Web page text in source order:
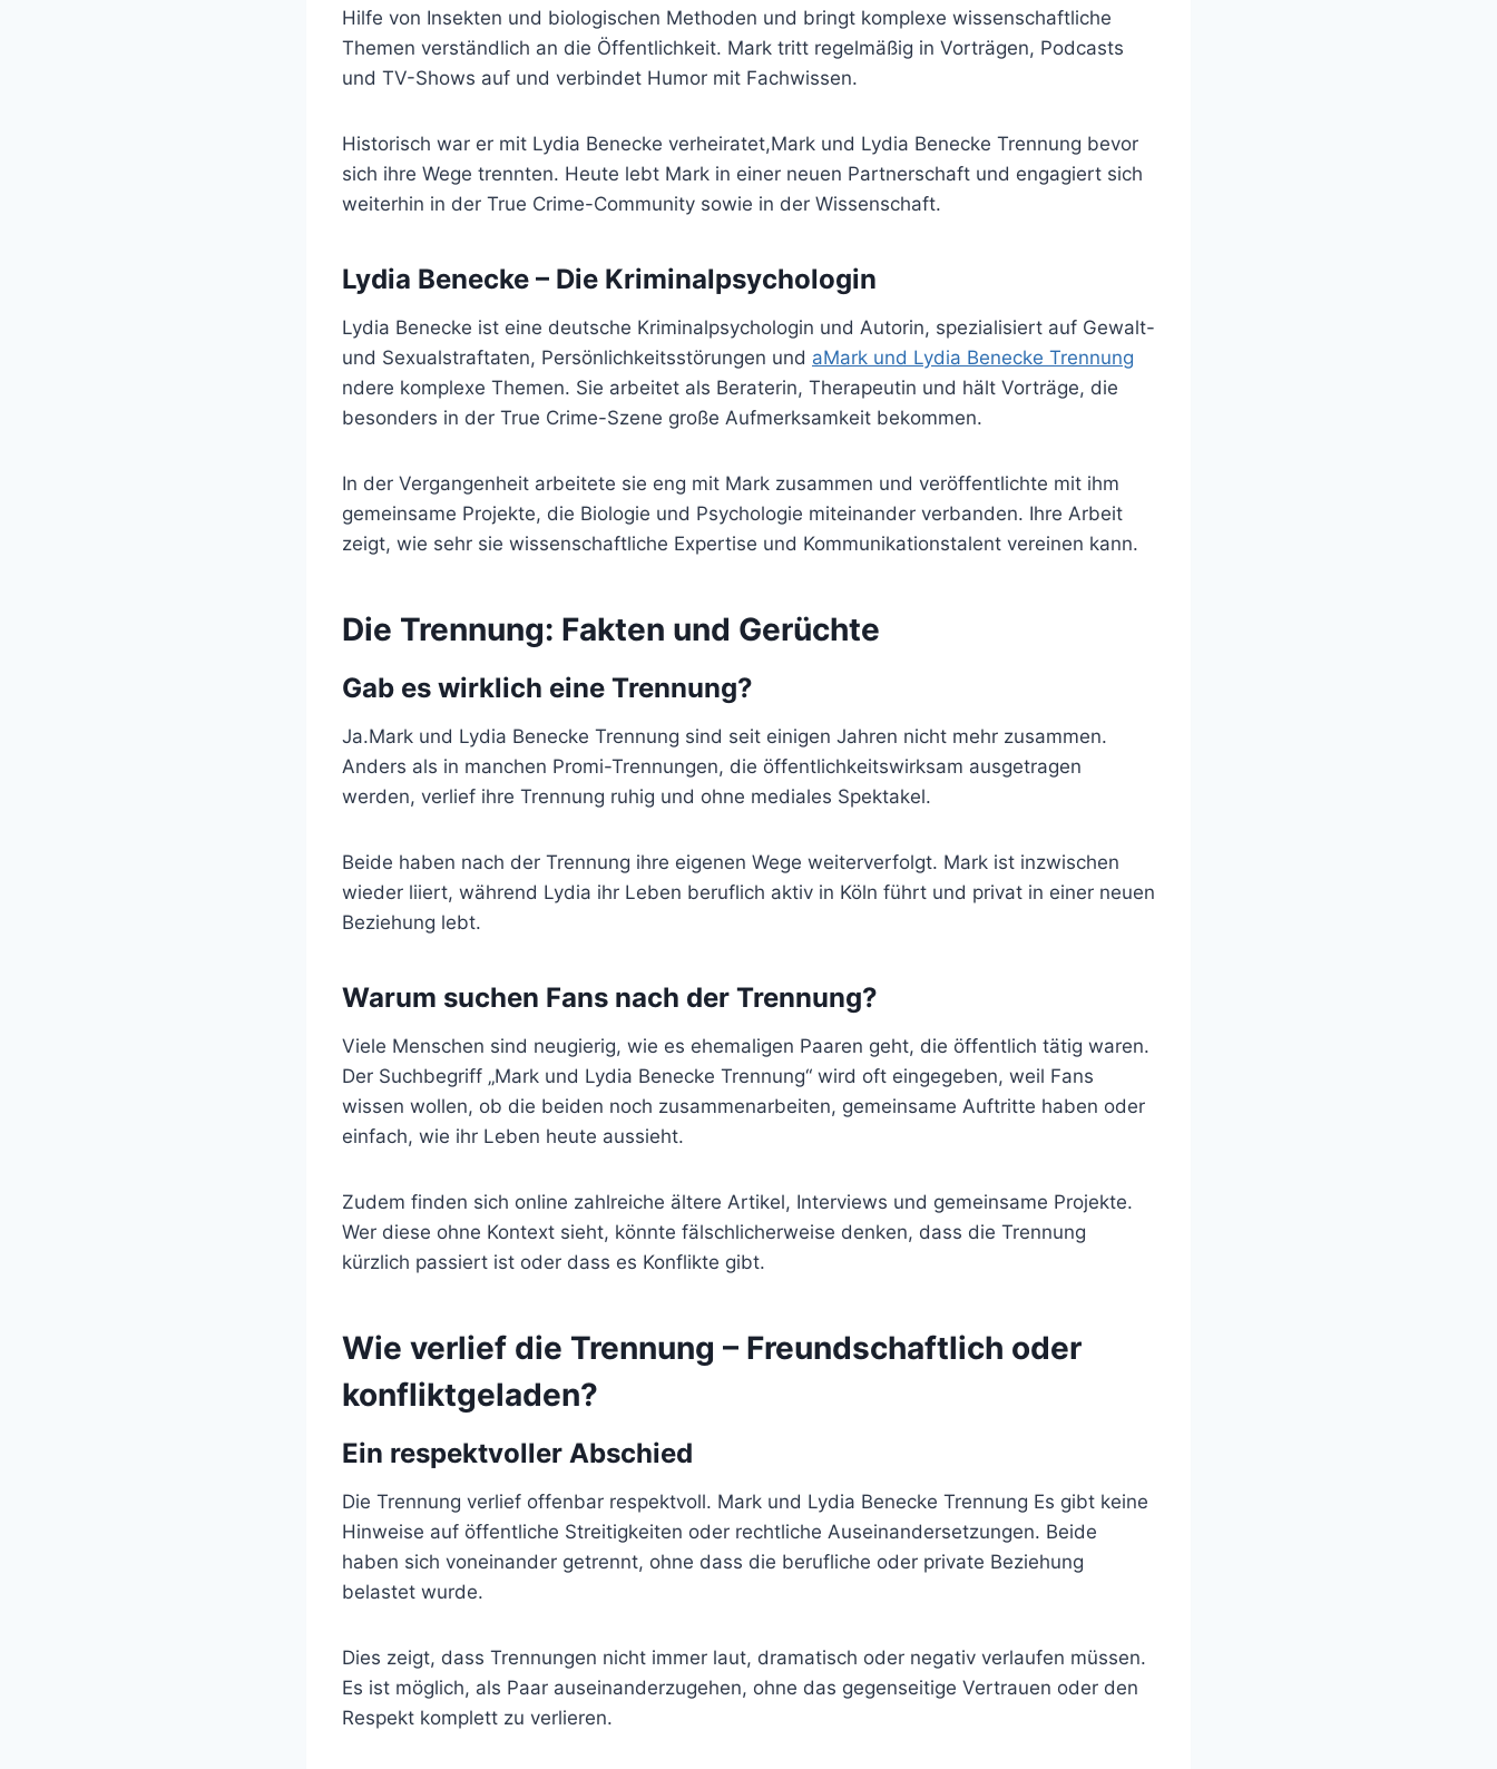
Hilfe von Insekten und biologischen Methoden und bringt komplexe wissenschaftliche
Themen verständlich an die Öffentlichkeit. Mark tritt regelmäßig in Vorträgen, Podcasts
und TV-Shows auf und verbindet Humor mit Fachwissen.
Historisch war er mit Lydia Benecke verheiratet,Mark und Lydia Benecke Trennung bevor
sich ihre Wege trennten. Heute lebt Mark in einer neuen Partnerschaft und engagiert sich
weiterhin in der True Crime-Community sowie in der Wissenschaft.
Lydia Benecke – Die Kriminalpsychologin
Lydia Benecke ist eine deutsche Kriminalpsychologin und Autorin, spezialisiert auf Gewalt-
und Sexualstraftaten, Persönlichkeitsstörungen und aMark und Lydia Benecke Trennung
ndere komplexe Themen. Sie arbeitet als Beraterin, Therapeutin und hält Vorträge, die
besonders in der True Crime-Szene große Aufmerksamkeit bekommen.
In der Vergangenheit arbeitete sie eng mit Mark zusammen und veröffentlichte mit ihm
gemeinsame Projekte, die Biologie und Psychologie miteinander verbanden. Ihre Arbeit
zeigt, wie sehr sie wissenschaftliche Expertise und Kommunikationstalent vereinen kann.
Die Trennung: Fakten und Gerüchte
Gab es wirklich eine Trennung?
Ja.Mark und Lydia Benecke Trennung sind seit einigen Jahren nicht mehr zusammen.
Anders als in manchen Promi-Trennungen, die öffentlichkeitswirksam ausgetragen
werden, verlief ihre Trennung ruhig und ohne mediales Spektakel.
Beide haben nach der Trennung ihre eigenen Wege weiterverfolgt. Mark ist inzwischen
wieder liiert, während Lydia ihr Leben beruflich aktiv in Köln führt und privat in einer neuen
Beziehung lebt.
Warum suchen Fans nach der Trennung?
Viele Menschen sind neugierig, wie es ehemaligen Paaren geht, die öffentlich tätig waren.
Der Suchbegriff „Mark und Lydia Benecke Trennung“ wird oft eingegeben, weil Fans
wissen wollen, ob die beiden noch zusammenarbeiten, gemeinsame Auftritte haben oder
einfach, wie ihr Leben heute aussieht.
Zudem finden sich online zahlreiche ältere Artikel, Interviews und gemeinsame Projekte.
Wer diese ohne Kontext sieht, könnte fälschlicherweise denken, dass die Trennung
kürzlich passiert ist oder dass es Konflikte gibt.
Wie verlief die Trennung – Freundschaftlich oder
konfliktgeladen?
Ein respektvoller Abschied
Die Trennung verlief offenbar respektvoll. Mark und Lydia Benecke Trennung Es gibt keine
Hinweise auf öffentliche Streitigkeiten oder rechtliche Auseinandersetzungen. Beide
haben sich voneinander getrennt, ohne dass die berufliche oder private Beziehung
belastet wurde.
Dies zeigt, dass Trennungen nicht immer laut, dramatisch oder negativ verlaufen müssen.
Es ist möglich, als Paar auseinanderzugehen, ohne das gegenseitige Vertrauen oder den
Respekt komplett zu verlieren.